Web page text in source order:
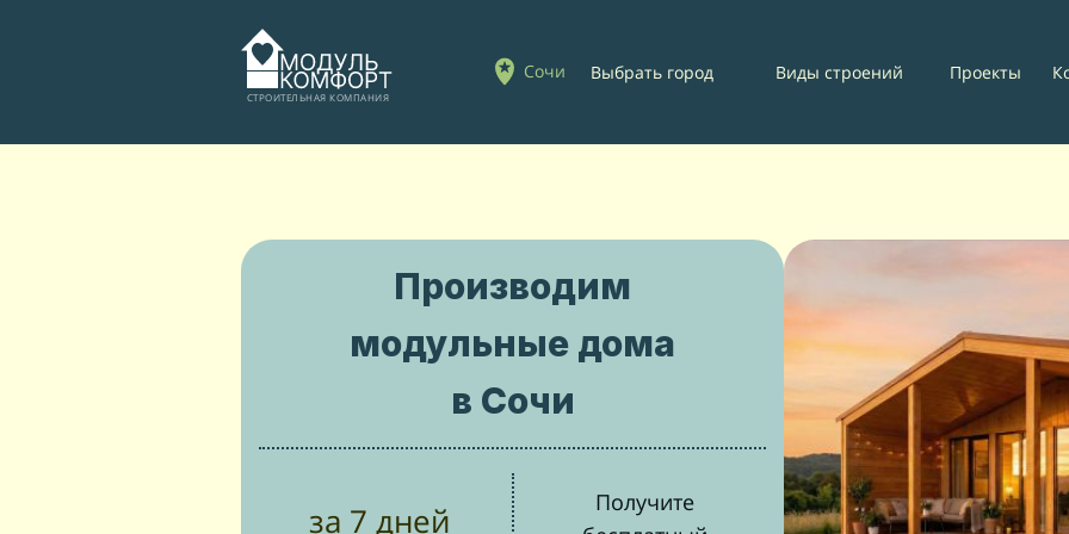
СТРОИТЕЛЬНАЯ КОМПАНИЯ
Сочи Выбрать город Виды строений Проекты
Производим
модульные дома
в Сочи
за 7 дней
Получите